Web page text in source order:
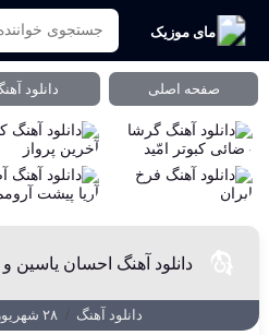
مای موزیک
صفحه اصلی دانلود
دانلود آهنگ احسان یاسین
دانلود آهنگ / ۲۸ شهریور ۱۴۰۳